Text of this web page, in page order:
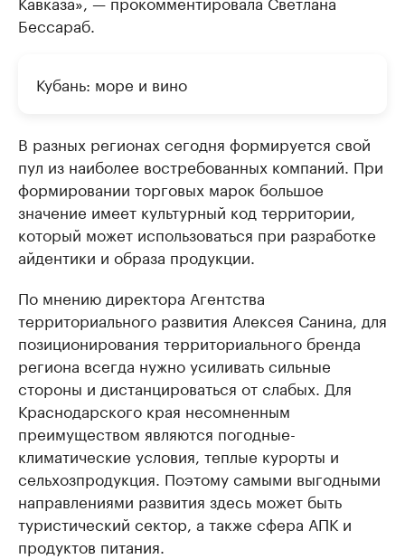
Бессараб.
Кубань: море и вино
В разных регионах сегодня формируется свой
пул из наиболее востребованных компаний. При
формировании торговых марок большое
значение имеет культурный код территории,
который может использоваться при разработке
айдентики и образа продукции.
По мнению директора Агентства
территориального развития Алексея Санина, для
позиционирования территориального бренда
региона всегда нужно усиливать сильные
стороны и дистанцироваться от слабых. Для
Краснодарского края несомненным
преимуществом являются погодные-
климатические условия, теплые курорты и
сельхозпродукция. Поэтому самыми выгодными
направлениями развития здесь может быть
туристический сектор, а также сфера АПК и
продуктов питания.